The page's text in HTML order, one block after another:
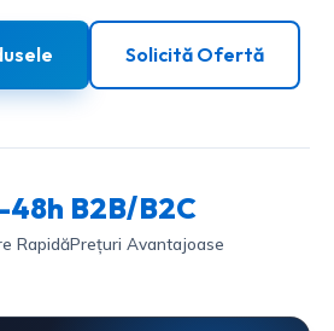
Solicită Ofertă
48h
Rapidă
B2B/B2C
Prețuri Avantajoase